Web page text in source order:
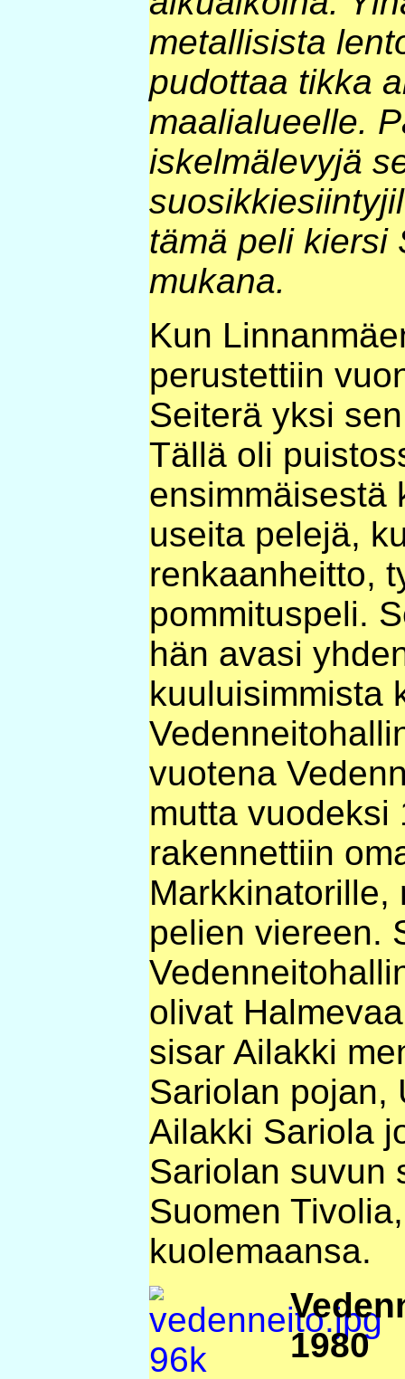
metallisista
pudottaa tikka
maalialueelle.
iskelmälevyjä
tämä peli kiersi
mukana.
Kun
perustettiin
Seiterä yksi
Tällä oli
ensimmäisestä
useita pelejä,
renkaanheitto,
pommituspeli.
hän avasi
kuuluisimmista
vuotena
mutta vuodeksi
rakennettiin
Markkinatorille,
pelien viereen.
olivat
sisar Ailakki
Sariolan pojan,
Ailakki Sariola
Sariolan suvun
Suomen
kuolemaansa.
1980